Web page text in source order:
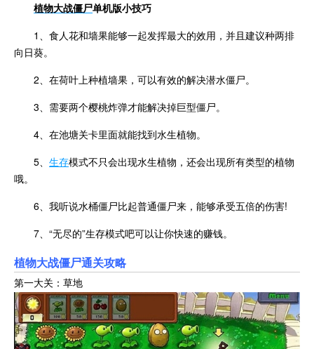
植物大战僵尸单机版小技巧
1、食人花和墙果能够一起发挥最大的效用，并且建议种两排
向日葵。
2、在荷叶上种植墙果，可以有效的解决潜水僵尸。
3、需要两个樱桃炸弹才能解决掉巨型僵尸。
4、在池塘关卡里面就能找到水生植物。
5、 生存模式不只会出现水生植物，还会出现所有类型的植物
哦。
6、我听说水桶僵尸比起普通僵尸来，能够承受五倍的伤害!
7、“无尽的”生存模式吧可以让你快速的赚钱。
植物大战僵尸通关攻略
第一大关：草地